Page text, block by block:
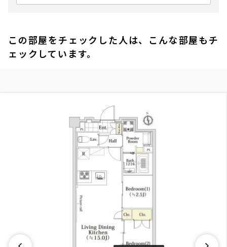
この部屋をチェックした人は、こんな部屋もチ
ェックしています。